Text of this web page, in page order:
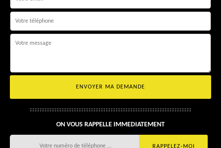
ON VOUS RAPPELLE IMMEDIATEMENT